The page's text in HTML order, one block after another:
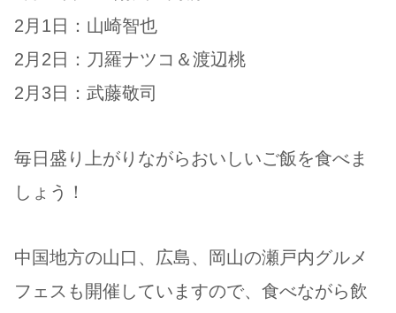
2月1日：山崎智也
2月2日：刀羅ナツコ＆渡辺桃
2月3日：武藤敬司
毎日盛り上がりながらおいしいご飯を食べま
しょう！
中国地方の山口、広島、岡山の瀬戸内グルメ
フェスも開催していますので、食べながら飲